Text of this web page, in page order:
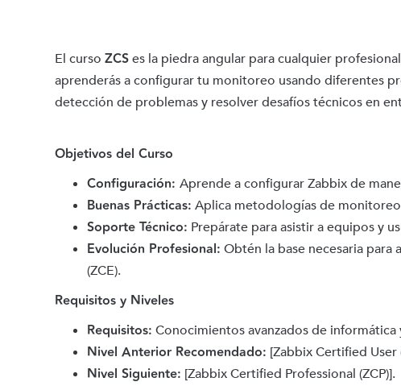
El curso ZCSes la piedra angular para cualquier
aprenderás a configurar tu monitoreo usando diferentes
detección de problemas y resolver desafíos técnicos en
Objetivos del Curso
Configuración: Aprende a configurar Zabbix de
Buenas Prácticas: Aplica metodologías de
Soporte Técnico: Prepárate para asistir a equipos y
Evolución Profesional: Obtén la base necesaria para
(ZCE).
Requisitos y Niveles
Requisitos: Conocimientos avanzados de
Nivel Anterior Recomendado: [Zabbix Certified User
Nivel Siguiente: [Zabbix Certified Professional (ZCP)].